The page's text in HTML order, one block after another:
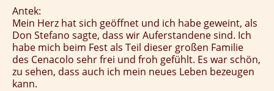
Antek:
Mein Herz hat sich geöffnet und ich habe geweint, als
Don Stefano sagte, dass wir Auferstandene sind. Ich
habe mich beim Fest als Teil dieser großen Familie
des Cenacolo sehr frei und froh gefühlt. Es war schön,
zu sehen, dass auch ich mein neues Leben bezeugen
kann.